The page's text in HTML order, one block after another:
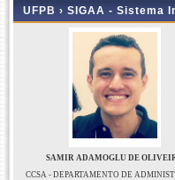
UFPB › SIGAA - Sistema
SAMIR ADAMOGLU DE
CCSA - DEPARTAMENTO DE